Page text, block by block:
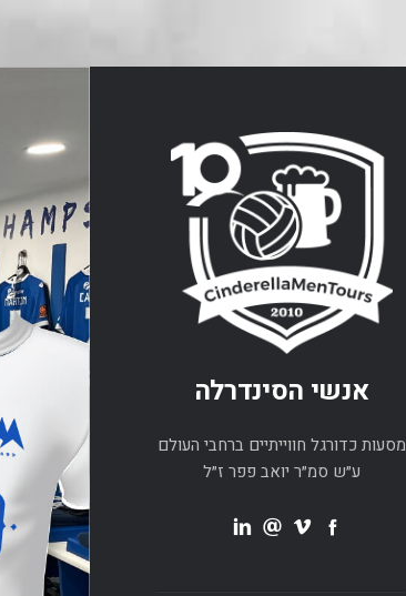
אנשי הסינדרלה
מסעות כדורגל חווייתיים ברחבי העולם
ע״ש סמ״ר יואב פפר ז״ל